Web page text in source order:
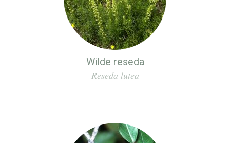
Wilde reseda
Reseda lutea